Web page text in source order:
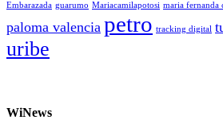
Embarazada guarumo Mariacamilapotosi maria fernanda
paloma valencia petro tracking digital
uribe
WiNews